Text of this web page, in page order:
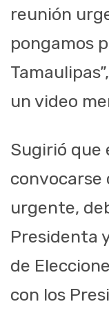
reunión
pongamos
un video
Sugirió que
convocarse
urgente,
Presidenta
de
con los